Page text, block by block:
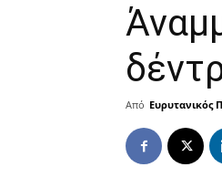
Από Ευρυτανικός